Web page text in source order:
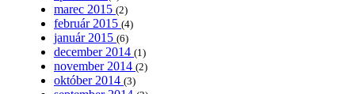
marec 2015 (2)
február 2015 (4)
január 2015 (6)
december 2014 (1)
november 2014 (2)
október 2014 (3)